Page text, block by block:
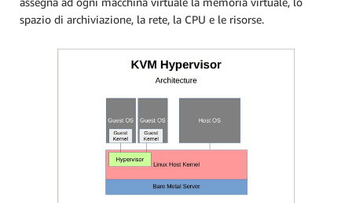
spazio di archiviazione, la rete, la CPU e le risorse.